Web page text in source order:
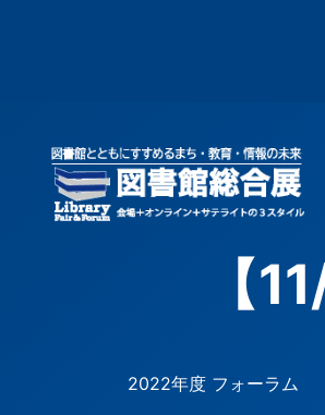
ー
ザ
【
2022年度 フォーラム